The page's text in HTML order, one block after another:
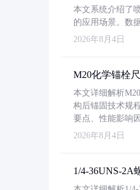
本文系统介绍了
的应用场景。数
2026年8月4日
M20化学锚栓
本文详细解析
构后锚固技术规
要点、性能影响
2026年8月4日
1/4-36UNS-2A